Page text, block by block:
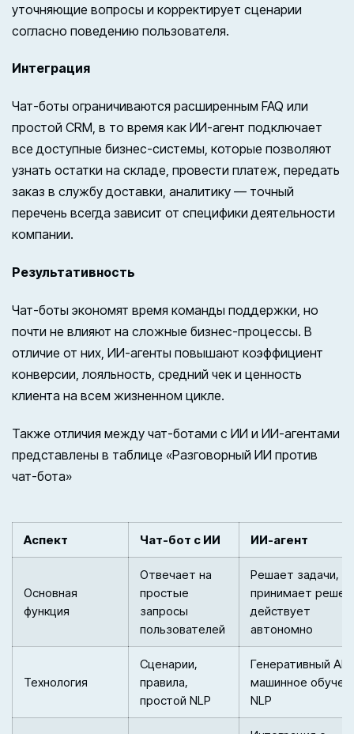
уточняющие вопросы и корректирует сценарии
согласно поведению пользователя.
Интеграция
Чат-боты ограничиваются расширенным FAQ или
простой CRM, в то время как ИИ-агент подключает
все доступные бизнес-системы, которые позволяют
узнать остатки на складе, провести платеж, передать
заказ в службу доставки, аналитику — точный
перечень всегда зависит от специфики деятельности
компании.
Результативность
Чат-боты экономят время команды поддержки, но
почти не влияют на сложные бизнес-процессы. В
отличие от них, ИИ-агенты повышают коэффициент
конверсии, лояльность, средний чек и ценность
клиента на всем жизненном цикле.
Также отличия между чат-ботами с ИИ и ИИ-агентами
представлены в таблице «Разговорный ИИ против
чат-бота»
Аспект Чат-бот с ИИ ИИ-агент
Основная
функция
Отвечает на
простые
запросы
пользователей
Решает задачи,
принимает
действует
автономно
Технология
Сценарии,
правила,
простой NLP
Генеративный AI,
машинное
NLP